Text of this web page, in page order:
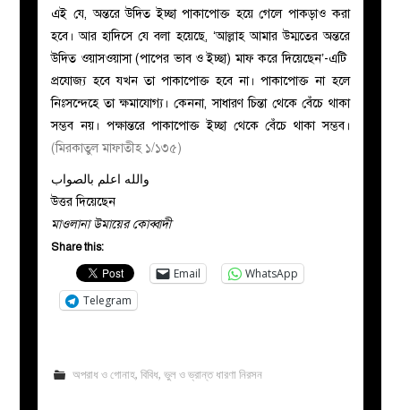
এই যে, অন্তরে উদিত ইচ্ছা পাকাপোক্ত হয়ে গেলে পাকড়াও করা
হবে। আর হাদিসে যে বলা হয়েছে, ‘আল্লাহ আমার উম্মতের অন্তরে
উদিত ওয়াসওয়াসা (পাপের ভাব ও ইচ্ছা) মাফ করে দিয়েছেন’-এটি
প্রযোজ্য হবে যখন তা পাকাপোক্ত হবে না। পাকাপোক্ত না হলে
নিঃসন্দেহে তা ক্ষমাযোগ্য। কেননা, সাধারণ চিন্তা থেকে বেঁচে থাকা
সম্ভব নয়। পক্ষান্তরে পাকাপোক্ত ইচ্ছা থেকে বেঁচে থাকা সম্ভব।
(মিরকাতুল মাফাতীহ ১/১৩৫)
والله اعلم بالصواب
উত্তর দিয়েছেন
মাওলানা উমায়ের কোব্বাদী
Share this:
Email
WhatsApp
Telegram
অপরাধ ও গোনাহ, বিবিধ, ভুল ও ভ্রান্ত ধারণা নিরসন